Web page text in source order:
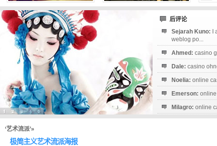
后评论
Sejarah Kuno:
weblog po...
Ahmed: casino
Dale: casino
Noelia: online
Emerson:
Milagro: online
‘艺术流派’»
极简主义艺术流派海报